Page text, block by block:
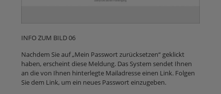
INFO ZUM BILD 06
Nachdem Sie auf „Mein Passwort zurücksetzen“ geklickt
haben, erscheint diese Meldung. Das System sendet Ihnen
an die von Ihnen hinterlegte Mailadresse einen Link. Folgen
Sie dem Link, um ein neues Passwort einzugeben.